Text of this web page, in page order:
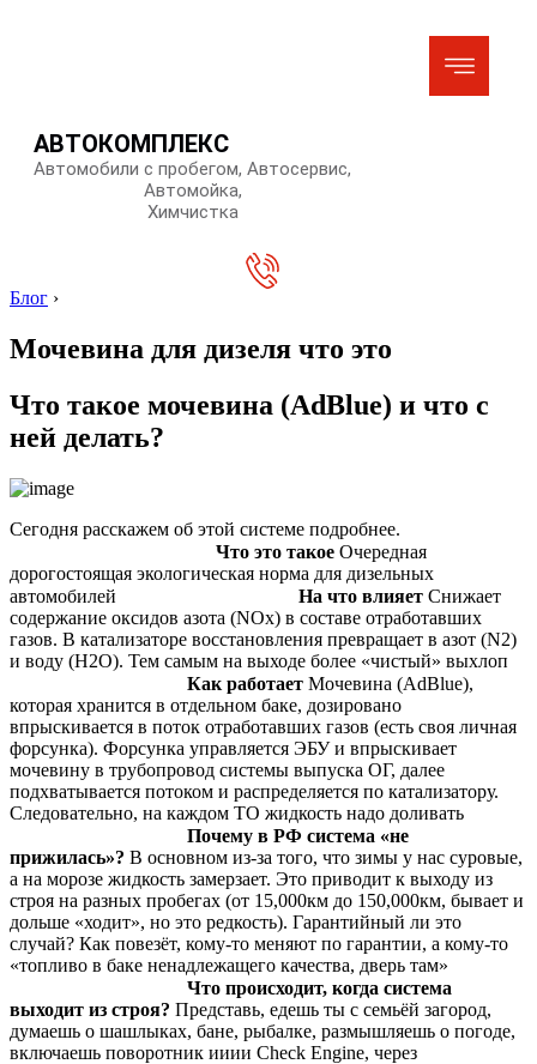
АВТОКОМПЛЕКС
Автомобили с пробегом, Автосервис,
Автомойка,
Химчистка
Блог ›
Мочевина для дизеля что это
Что такое мочевина (AdBlue) и что с
ней делать?
Сегодня расскажем об этой системе подробнее.
Что это такое Очередная
дорогостоящая экологическая норма для дизельных
автомобилей ⠀⠀⠀⠀⠀⠀⠀⠀⠀⠀⠀⠀ На что влияет Снижает
содержание оксидов азота (NOx) в составе отработавших
газов. В катализаторе восстановления превращает в азот (N2)
и воду (Н2О). Тем самым на выходе более «чистый» выхлоп
Как работает Мочевина (AdBlue),
которая хранится в отдельном баке, дозировано
впрыскивается в поток отработавших газов (есть своя личная
форсунка). Форсунка управляется ЭБУ и впрыскивает
мочевину в трубопровод системы выпуска ОГ, далее
подхватывается потоком и распределяется по катализатору.
Следовательно, на каждом ТО жидкость надо доливать
Почему в РФ система «не
прижилась»? В основном из-за того, что зимы у нас суровые,
а на морозе жидкость замерзает. Это приводит к выходу из
строя на разных пробегах (от 15,000км до 150,000км, бывает и
дольше «ходит», но это редкость). Гарантийный ли это
случай? Как повезёт, кому-то меняют по гарантии, а кому-то
«топливо в баке ненадлежащего качества, дверь там»
Что происходит, когда система
выходит из строя? Представь, едешь ты с семьёй загород,
думаешь о шашлыках, бане, рыбалке, размышляешь о погоде,
включаешь поворотник ииии Check Engine, через